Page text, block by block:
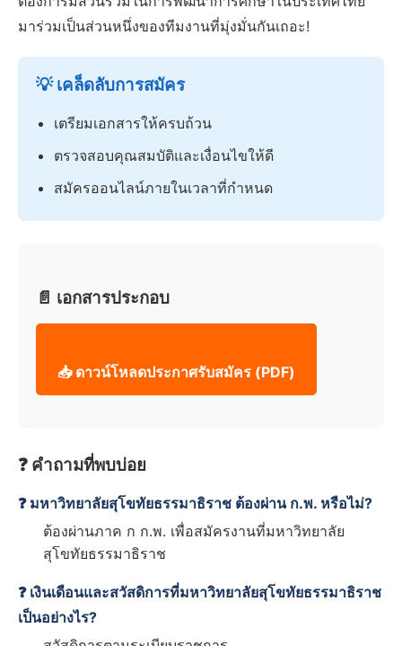
มาร่วมเป็นส่วนหนึ่งของทีมงานที่มุ่งมั่นกันเถอะ!
💡 เคล็ดลับการสมัคร
เตรียมเอกสารให้ครบถ้วน
ตรวจสอบคุณสมบัติและเงื่อนไขให้ดี
สมัครออนไลน์ภายในเวลาที่กำหนด
📄 เอกสารประกอบ
📥 ดาวน์โหลดประกาศรับสมัคร (PDF)
❓ คำถามที่พบบ่อย
❓ มหาวิทยาลัยสุโขทัยธรรมาธิราช ต้องผ่าน ก.พ. หรือไม่?
ต้องผ่านภาค ก ก.พ. เพื่อสมัครงานที่มหาวิทยาลัย
สุโขทัยธรรมาธิราช
❓ เงินเดือนและสวัสดิการที่มหาวิทยาลัยสุโขทัยธรรมาธิราช
เป็นอย่างไร?